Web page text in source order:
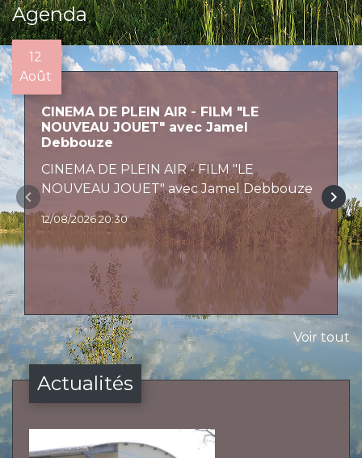
Agenda
12
Août
CINEMA DE PLEIN AIR - FILM "LE
NOUVEAU JOUET" avec Jamel
Debbouze
CINEMA DE PLEIN AIR - FILM "LE
NOUVEAU JOUET" avec Jamel Debbouze
12/08/2026 20:30
keyboard_arrow_left keyboard_arrow_right
Voir tout
Actualités